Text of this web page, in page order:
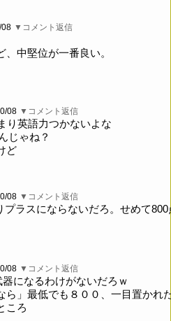
08 ▼コメント返信
中堅位が一番良い。
08 ▼コメント返信
り英語力つかないよな
じゃね？
ど
08 ▼コメント返信
プラスにならないだろ。せめて800
08 ▼コメント返信
になるわけがないだろｗ
ら」最低でも８００、一目置かれ
ころ